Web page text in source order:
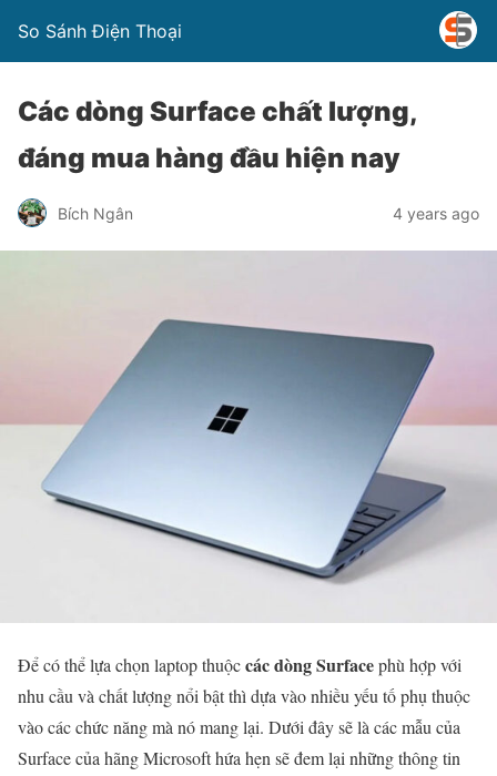
So Sánh Điện Thoại
Các dòng Surface chất lượng,
đáng mua hàng đầu hiện nay
Bích Ngân 4 years ago
Để có thể lựa chọn laptop thuộccác dòng Surfacephù hợp với
nhu cầu và chất lượng nổi bật thì dựa vào nhiều yếu tố phụ thuộc
vào các chức năng mà nó mang lại. Dưới đây sẽ là các mẫu của
Surface của hãng Microsoft hứa hẹn sẽ đem lại những thông tin